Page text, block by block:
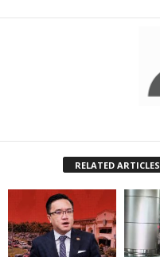
RELATED ARTICLES